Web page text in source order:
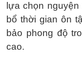
lựa chọn
bổ thời gian ôn
bảo phong độ
cao.